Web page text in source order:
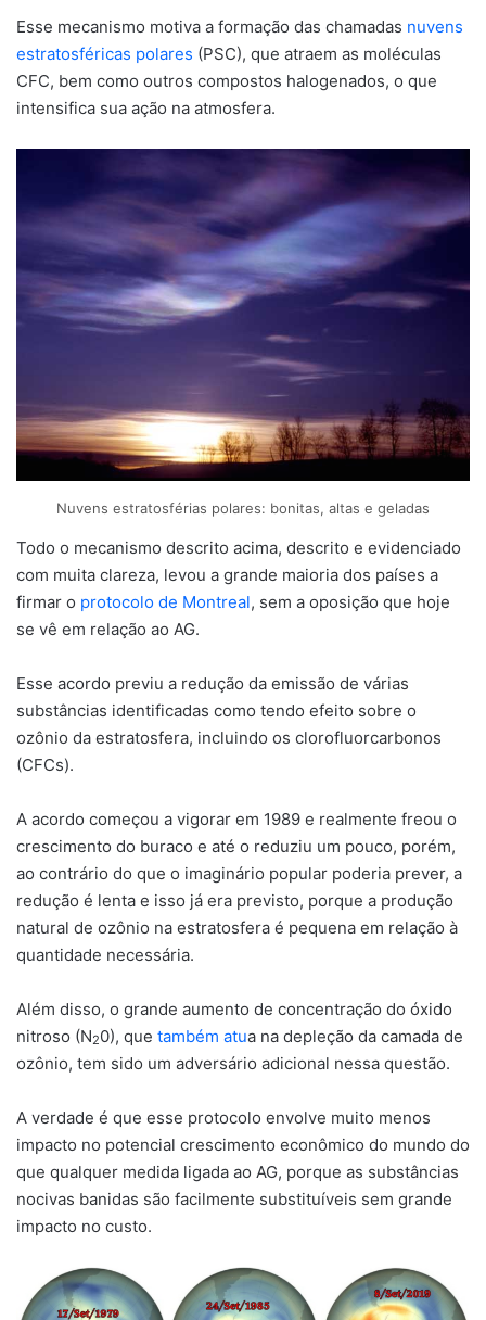
Esse mecanismo motiva a formação das chamadas nuvens
estratosféricas polares (PSC), que atraem as moléculas
CFC, bem como outros compostos halogenados, o que
intensifica sua ação na atmosfera.
Nuvens estratosférias polares: bonitas, altas e geladas
Todo o mecanismo descrito acima, descrito e evidenciado
com muita clareza, levou a grande maioria dos países a
firmar o protocolo de Montreal, sem a oposição que hoje
se vê em relação ao AG.
Esse acordo previu a redução da emissão de várias
substâncias identificadas como tendo efeito sobre o
ozônio da estratosfera, incluindo os clorofluorcarbonos
(CFCs).
A acordo começou a vigorar em 1989 e realmente freou o
crescimento do buraco e até o reduziu um pouco, porém,
ao contrário do que o imaginário popular poderia prever, a
redução é lenta e isso já era previsto, porque a produção
natural de ozônio na estratosfera é pequena em relação à
quantidade necessária.
Além disso, o grande aumento de concentração do óxido
nitroso (N20), que também atua na depleção da camada de
ozônio, tem sido um adversário adicional nessa questão.
A verdade é que esse protocolo envolve muito menos
impacto no potencial crescimento econômico do mundo do
que qualquer medida ligada ao AG, porque as substâncias
nocivas banidas são facilmente substituíveis sem grande
impacto no custo.